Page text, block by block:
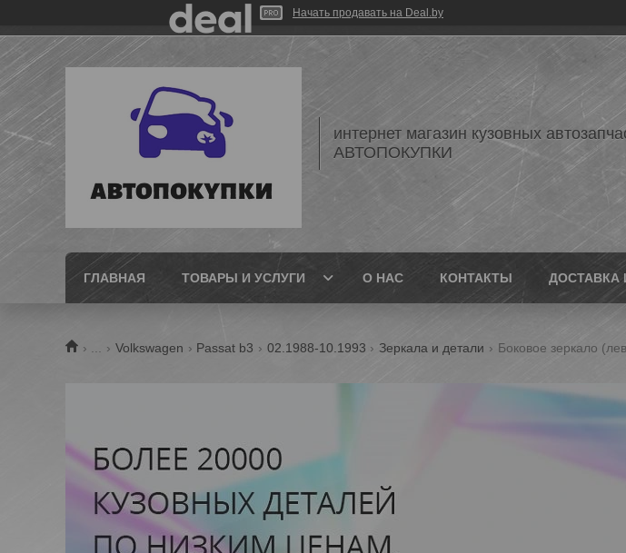
Начать продавать на Deal.by
интернет магазин кузовных
АВТОПОКУПКИ
ГЛАВНАЯ ТОВАРЫ И УСЛУГИ О НАС КОНТАКТЫ ДОСТАВКА
Volkswagen Passat b3 02.1988-10.1993 Зеркала и детали Боковое зеркало